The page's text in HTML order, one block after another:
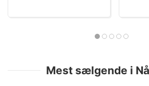
Mest sælgende i